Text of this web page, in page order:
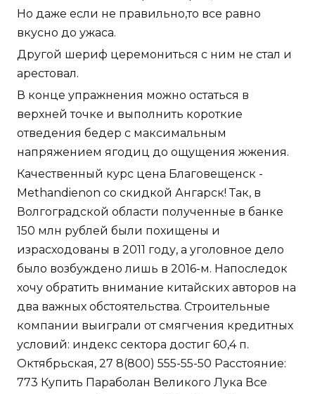
Но даже если не правильно,то все равно
вкусно до ужаса.
Другой шериф церемониться с ним не стал и
арестовал.
В конце упражнения можно остаться в
верхней точке и выполнить короткие
отведения бедер с максимальным
напряжением ягодиц до ощущения жжения.
Качественный курс цена Благовещенск -
Methandienon со скидкой Ангарск! Так, в
Волгоградской области полученные в банке
150 млн рублей были похищены и
израсходованы в 2011 году, а уголовное дело
было возбуждено лишь в 2016-м. Напоследок
хочу обратить внимание китайских авторов на
два важных обстоятельства. Строительные
компании выиграли от смягчения кредитных
условий: индекс сектора достиг 60,4 п.
Октябрьская, 27 8(800) 555-55-50 Расстояние:
773 Купить Параболан Великого Лука Все